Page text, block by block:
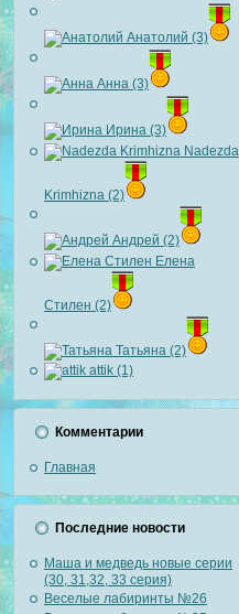
Анатолий (3)
Анна (3)
Ирина (3)
Nadezda
Krimhizna (2)
Андрей (2)
Елена
Стилен (2)
Татьяна (2)
attik (1)
Комментарии
Главная
Последние новости
Маша и медведь новые серии
(30, 31,32, 33 серия)
Веселые лабиринты №26